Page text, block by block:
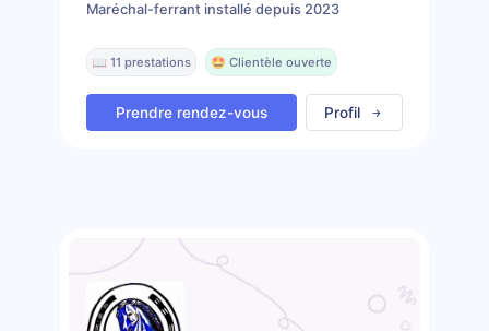
Maréchal-ferrant installé depuis 2023
📖 11 prestations 🤩 Clientèle ouverte
Prendre rendez-vous Profil